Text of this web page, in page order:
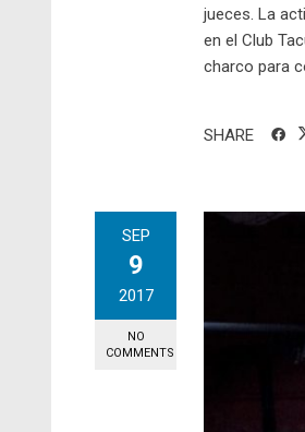
jueces. La
en el Club
charco para
SHARE
SEP
9
2017
NO
COMMENTS